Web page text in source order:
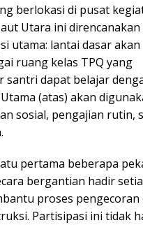
berlokasi di pusat
Utara ini direncanakan
utama: ​lantai dasar akan
ruang kelas TPQ yang
dapat belajar
(atas) akan
sosial, pengajian rutin,
pertama beberapa
bergantian hadir
proses pengecoran
Partisipasi ini tidak